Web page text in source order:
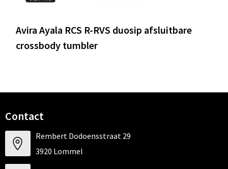
Avira Ayala RCS R-RVS duosip afsluitbare
crossbody tumbler
Contact
Rembert Dodoensstraat 29
3920 Lommel